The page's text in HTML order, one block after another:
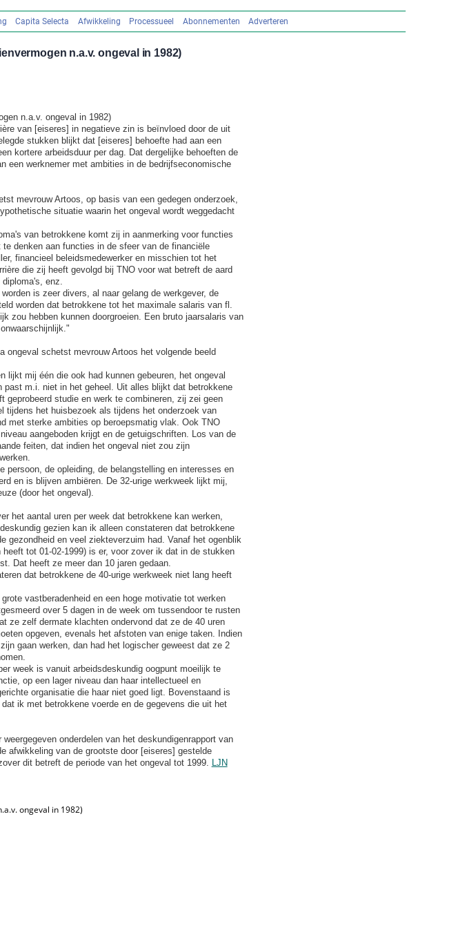
Capita Selecta Afwikkeling Processueel Abonnementen Adverteren
n.a.v. ongeval in 1982)
n.a.v. ongeval in 1982)
van [eiseres] in negatieve zin is beïnvloed door de uit
stukken blijkt dat [eiseres] behoefte had aan een
kortere arbeidsduur per dag. Dat dergelijke behoeften de
een werknemer met ambities in de bedrijfseconomische
mevrouw Artoos, op basis van een gedegen onderzoek,
situatie waarin het ongeval wordt weggedacht
van betrokkene komt zij in aanmerking voor functies
denken aan functies in de sfeer van de financiële
financieel beleidsmedewerker en misschien tot het
die zij heeft gevolgd bij TNO voor wat betreft de aard
enz.
is zeer divers, al naar gelang de werkgever, de
worden dat betrokkene tot het maximale salaris van fl.
zou hebben kunnen doorgroeien. Een bruto jaarsalaris van
ongeval schetst mevrouw Artoos het volgende beeld
lijkt mij één die ook had kunnen gebeuren, het ongeval
past m.i. niet in het geheel. Uit alles blijkt dat betrokkene
geprobeerd studie en werk te combineren, zij zei geen
tijdens het huisbezoek als tijdens het onderzoek van
met sterke ambities op beroepsmatig vlak. Ook TNO
aangeboden krijgt en de getuigschriften. Los van de
feiten, dat indien het ongeval niet zou zijn
de opleiding, de belangstelling en interesses en
en is blijven ambiëren. De 32-urige werkweek lijkt mij,
(door het ongeval).
het aantal uren per week dat betrokkene kan werken,
gezien kan ik alleen constateren dat betrokkene
gezondheid en veel ziekteverzuim had. Vanaf het ogenblik
tot 01-02-1999) is er, voor zover ik dat in de stukken
Dat heeft ze meer dan 10 jaren gedaan.
dat betrokkene de 40-urige werkweek niet lang heeft
vastberadenheid en een hoge motivatie tot werken
over 5 dagen in de week om tussendoor te rusten
ze zelf dermate klachten ondervond dat ze de 40 uren
opgeven, evenals het afstoten van enige taken. Indien
gaan werken, dan had het logischer geweest dat ze 2
week is vanuit arbeidsdeskundig oogpunt moeilijk te
op een lager niveau dan haar intellectueel en
organisatie die haar niet goed ligt. Bovenstaand is
ik met betrokkene voerde en de gegevens die uit het
onderdelen van het deskundigenrapport van
afwikkeling van de grootste door [eiseres] gestelde
dit betreft de periode van het ongeval tot 1999. LJN
ongeval in 1982)